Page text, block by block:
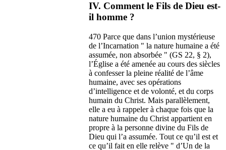
IV. Comment le Fils de Dieu est-
il homme ?
470 Parce que dans l’union mystérieuse
de l’Incarnation " la nature humaine a été
assumée, non absorbée " (GS 22, § 2),
l’Église a été amenée au cours des siècles
à confesser la pleine réalité de l’âme
humaine, avec ses opérations
d’intelligence et de volonté, et du corps
humain du Christ. Mais parallèlement,
elle a eu à rappeler à chaque fois que la
nature humaine du Christ appartient en
propre à la personne divine du Fils de
Dieu qui l’a assumée. Tout ce qu’il est et
ce qu’il fait en elle relève " d’Un de la